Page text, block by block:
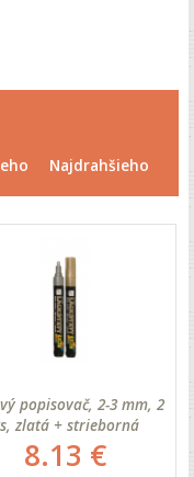
Najdrahšieho
popisovač, 2-3 mm, 2
zlatá + strieborná
8.13 €